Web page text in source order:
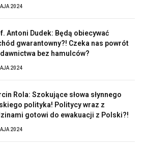
2024
Antoni Dudek: Będą obiecywać
gwarantowny?! Czeka nas powrót
bez hamulców?
2024
Rola: Szokujące słowa słynnego
polityka! Politycy wraz z
gotowi do ewakuacji z Polski?!
2024